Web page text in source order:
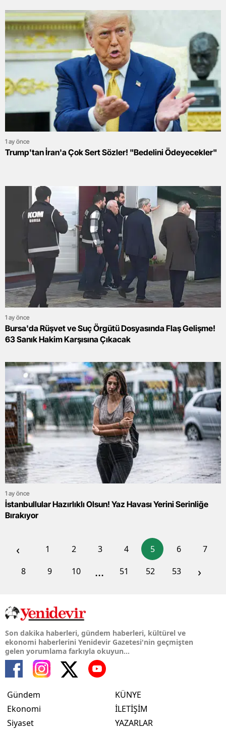
1 ay önce
Trump'tan İran'a Çok Sert Sözler! "Bedelini Ödeyecekler"
1 ay önce
Bursa'da Rüşvet ve Suç Örgütü Dosyasında Flaş Gelişme!
63 Sanık Hakim Karşısına Çıkacak
1 ay önce
İstanbullular Hazırlıklı Olsun! Yaz Havası Yerini Serinliğe
Bırakıyor
‹ 1 2 3 4 5 6
7
8
9 10 ... 51 52 53 ›
Son dakika haberleri, gündem haberleri, kültürel ve
ekonomi haberlerini Yenidevir Gazetesi'nin geçmişten
gelen yorumlama farkıyla okuyun...
Gündem
Ekonomi
Siyaset
KÜNYE
İLETİŞİM
YAZARLAR